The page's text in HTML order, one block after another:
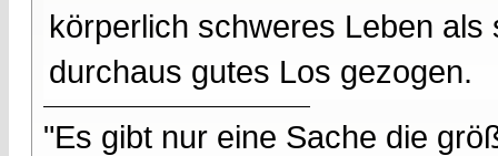
körperlich schweres Leben
durchaus gutes Los gezogen.
"Es gibt nur eine Sache die